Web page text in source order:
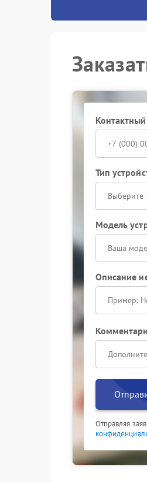
Тип
Выберите
Модель
Описание
Отправляя